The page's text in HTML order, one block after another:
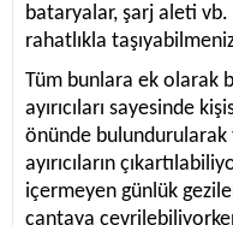
bataryalar, şarj aleti vb.
rahatlıkla
Tüm bunlara ek olarak
ayırıcıları sayesinde
önünde bulundurularak
ayırıcıların
içermeyen günlük
çantaya